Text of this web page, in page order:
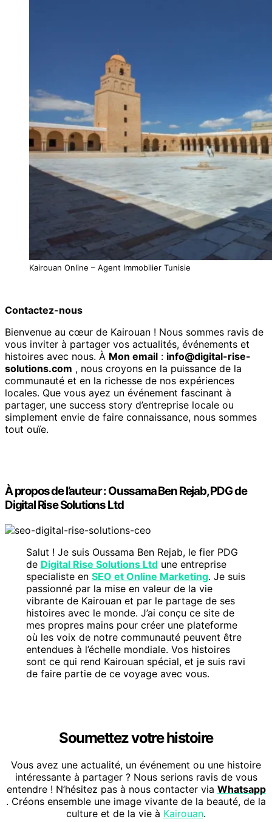
Kairouan Online – Agent Immobilier Tunisie
Contactez-nous
Bienvenue au cœur de Kairouan ! Nous sommes ravis de
vous inviter à partager vos actualités, événements et
histoires avec nous. À Mon email : info@digital-rise-
solutions.com , nous croyons en la puissance de la
communauté et en la richesse de nos expériences
locales. Que vous ayez un événement fascinant à
partager, une success story d’entreprise locale ou
simplement envie de faire connaissance, nous sommes
tout ouïe.
À propos de l’auteur : Oussama Ben Rejab, PDG de
Digital Rise Solutions Ltd
Salut ! Je suis Oussama Ben Rejab, le fier PDG
de Digital Rise Solutions Ltdune entreprise
specialiste en SEO et Online Marketing. Je suis
passionné par la mise en valeur de la vie
vibrante de Kairouan et par le partage de ses
histoires avec le monde. J’ai conçu ce site de
mes propres mains pour créer une plateforme
où les voix de notre communauté peuvent être
entendues à l’échelle mondiale. Vos histoires
sont ce qui rend Kairouan spécial, et je suis ravi
de faire partie de ce voyage avec vous.
Soumettez votre histoire
Vous avez une actualité, un événement ou une histoire
intéressante à partager ? Nous serions ravis de vous
entendre ! N’hésitez pas à nous contacter via Whatsapp
. Créons ensemble une image vivante de la beauté, de la
culture et de la vie à Kairouan.